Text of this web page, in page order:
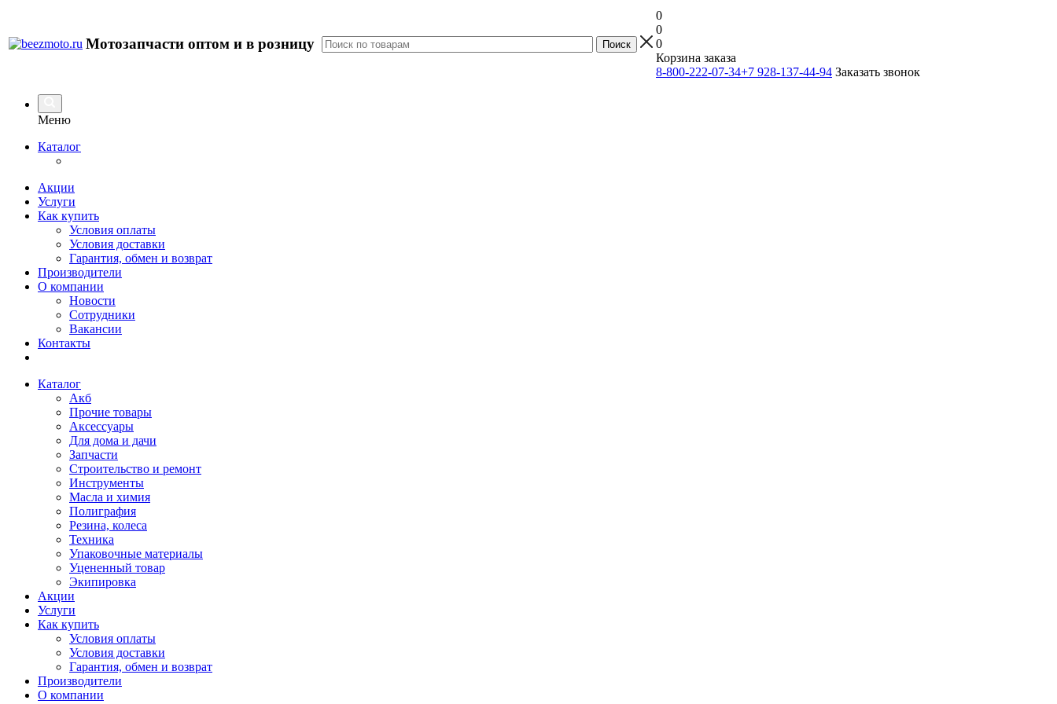
Мотозапчасти оптом и в розницу
0
0
0
Корзина заказа
8-800-222-07-34+7 928-137-44-94 Заказать звонок
Меню
Каталог
Акции
Услуги
Как купить
Условия оплаты
Условия доставки
Гарантия, обмен и возврат
Производители
О компании
Новости
Сотрудники
Вакансии
Контакты
Каталог
Акб
Прочие товары
Аксессуары
Для дома и дачи
Запчасти
Строительство и ремонт
Инструменты
Масла и химия
Полиграфия
Резина, колеса
Техника
Упаковочные материалы
Уцененный товар
Экипировка
Акции
Услуги
Как купить
Условия оплаты
Условия доставки
Гарантия, обмен и возврат
Производители
О компании